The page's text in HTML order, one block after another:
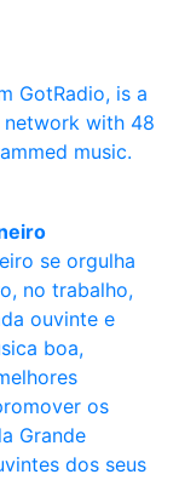
GotRadio, is a
with 48
music.
se orgulha
no trabalho,
ouvinte e
boa,
os
Grande
dos seus